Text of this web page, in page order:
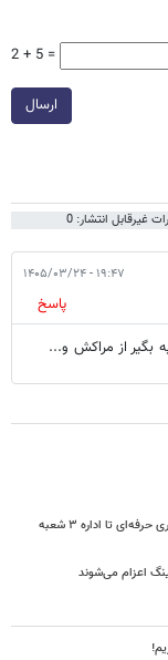
2 + 5 =
ارسال
غیرقابل انتشار: 0
۱۹:۴۷ - ۱۴۰۵/۰۳/۲۴
پاسخ
بگیر از مراکش و...
روایت جذاب گزینه نیمکت استقلال از ترک فوتبال؛ از سرمربیگری حرفه‌ای تا اداره ۳ شعبه
اعزام می‌شوند